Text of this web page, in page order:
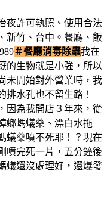
夜許可執照、使用合法
新竹、台中。餐廳、飯
＃餐廳消毒除蟲我在
的生物就是小強，所以
未開始對外營業時，我
排水孔也不留生路！
因為我開店３年來，從
螂螞蟻藥、漂白水拖
蟻藥噴不死耶！？現在
噴完死一片，五分鐘後
蟻還沒處理好，還爆發